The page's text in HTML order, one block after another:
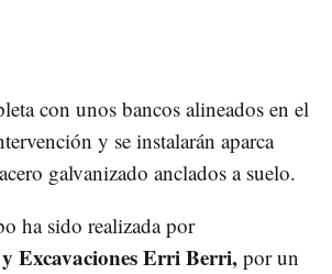
con unos bancos alineados en el
y se instalarán aparca
galvanizado anclados a suelo.
ha sido realizada por
Excavaciones Erri Berri, por un